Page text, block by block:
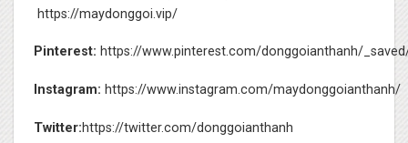
https://maydonggoi.vip/
Pinterest: https://www.pinterest.com/donggoianthanh/
Instagram: https://www.instagram.com/maydonggoianthanh/
Twitter:https://twitter.com/donggoianthanh